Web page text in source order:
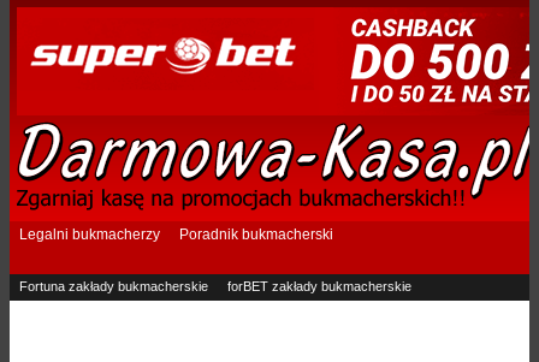
Legalni bukmacherzy Poradnik bukmacherski
Fortuna zakłady bukmacherskie
forBET zakłady bukmacherskie